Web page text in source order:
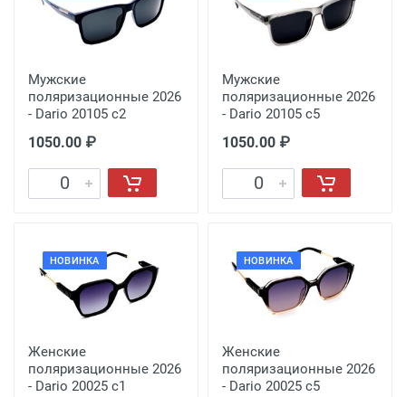
Мужские
поляризационные 2026
- Dario 20105 с2
1050.00 ₽
Мужские
поляризационные 2026
- Dario 20105 с5
1050.00 ₽
НОВИНКА
Женские
поляризационные 2026
- Dario 20025 с1
НОВИНКА
Женские
поляризационные 2026
- Dario 20025 с5